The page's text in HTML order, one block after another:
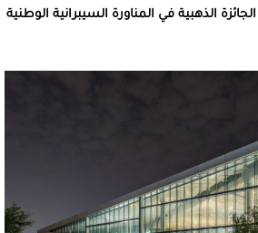
الذهبية في المناورة السيبرانية الوطنية